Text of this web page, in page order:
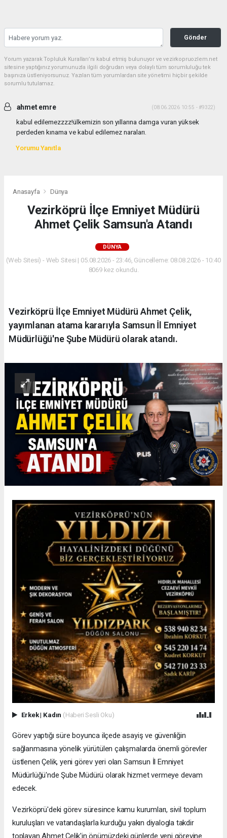
Gönder
Yorum yazarak Topluluk Kuralları’nı kabul etmiş bulunuyor ve vezirkopruozlem.net
sitesine yaptığınız yorumunuzla ilgili doğrudan veya dolaylı tüm sorumluluğu tek
başınıza üstleniyorsunuz. Yazılan tüm yorumlardan site yönetimi hiçbir şekilde
sorumlu tutulamaz.
ahmet emre (08.06.2026 10:55 - #9322)
kabul edilemezzzz!ülkemizin son yıllarına damga vuran yüksek
perdeden kınama ve kabul edilemez naraları.
Yorumu Yanıtla
Anasayfa Dünya
Vezirköprü İlçe Emniyet Müdürü
Ahmet Çelik Samsun'a Atandı
DÜNYA
(Web Sitesi) - Web Sitesi | 05.08.2026 - 23:46, Güncelleme: 08.08.2026 - 10:40
8069 kez okundu.
Vezirköprü İlçe Emniyet Müdürü Ahmet Çelik,
yayımlanan atama kararıyla Samsun İl Emniyet
Müdürlüğü'ne Şube Müdürü olarak atandı.
Erkek| Kadın (Haberi Sesli Oku)
Görev yaptığı süre boyunca ilçede asayiş ve güvenliğin
sağlanmasına yönelik yürütülen çalışmalarda önemli görevler
üstlenen Çelik, yeni görev yeri olan Samsun İl Emniyet
Müdürlüğü'nde Şube Müdürü olarak hizmet vermeye devam
edecek.
Vezirköprü'deki görev süresince kamu kurumları, sivil toplum
kuruluşları ve vatandaşlarla kurduğu yakın diyalogla takdir
toplayan Ahmet Çelik'in önümüzdeki günlerde yeni görevine